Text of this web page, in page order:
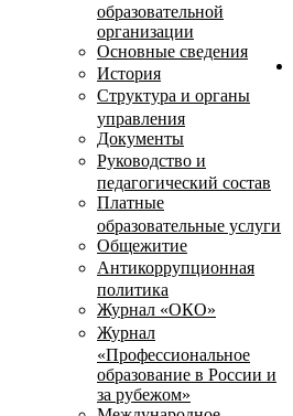
образовательной
организации
Основные сведения
История
Структура и органы
управления
Документы
Руководство и
педагогический состав
Платные
образовательные услуги
Общежитие
Антикоррупционная
политика
Журнал «ОКО»
Журнал
«Профессиональное
образование в России и
за рубежом»